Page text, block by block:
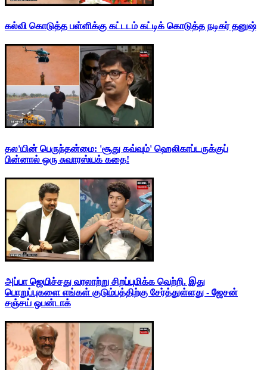
கல்வி கொடுத்த பள்ளிக்கு கட்டடம் கட்டிக் கொடுத்த நடிகர் தனுஷ்
தல'யின் பெருந்தன்மை: 'சூது கவ்வும்' ஹெலிகாப்டருக்குப்
பின்னால் ஒரு சுவாரஸ்யக் கதை!
அப்பா ஜெயிச்சது வரலாற்று சிறப்புமிக்க வெற்றி. இது
பொறுப்புகளை எங்கள் குடும்பத்திற்கு சேர்த்துள்ளது - ஜேசன்
சஞ்சய் ஒபன்டாக்